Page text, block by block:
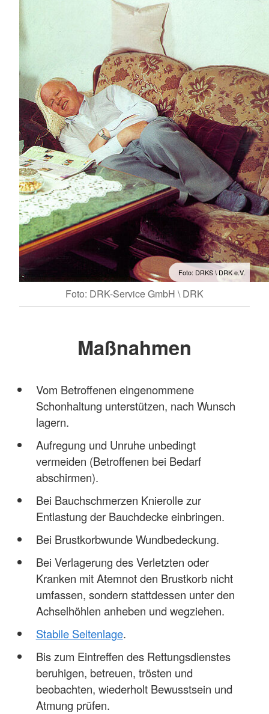
Foto: DRKS \ DRK e.V.
Foto: DRK-Service GmbH \ DRK
Maßnahmen
Vom Betroffenen eingenommene
Schonhaltung unterstützen, nach Wunsch
lagern.
Aufregung und Unruhe unbedingt
vermeiden (Betroffenen bei Bedarf
abschirmen).
Bei Bauchschmerzen Knierolle zur
Entlastung der Bauchdecke einbringen.
Bei Brustkorbwunde Wundbedeckung.
Bei Verlagerung des Verletzten oder
Kranken mit Atemnot den Brustkorb nicht
umfassen, sondern stattdessen unter den
Achselhöhlen anheben und wegziehen.
Stabile Seitenlage.
Bis zum Eintreffen des Rettungsdienstes
beruhigen, betreuen, trösten und
beobachten, wiederholt Bewusstsein und
Atmung prüfen.